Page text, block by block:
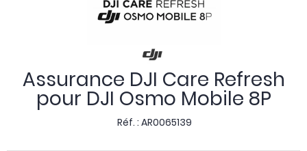
Assurance DJI Care Refresh
pour DJI Osmo Mobile 8P
Réf. : AR0065139